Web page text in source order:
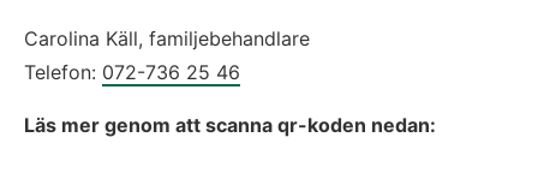
Carolina Käll, familjebehandlare
Telefon: 072-736 25 46
Läs mer genom att scanna qr-koden nedan: